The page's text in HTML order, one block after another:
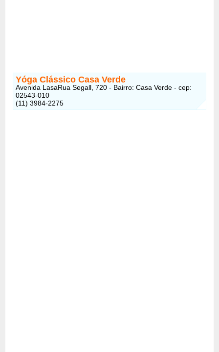
Yóga Clássico Casa Verde
Avenida LasaRua Segall, 720 - Bairro: Casa Verde - cep:
02543-010
(11) 3984-2275